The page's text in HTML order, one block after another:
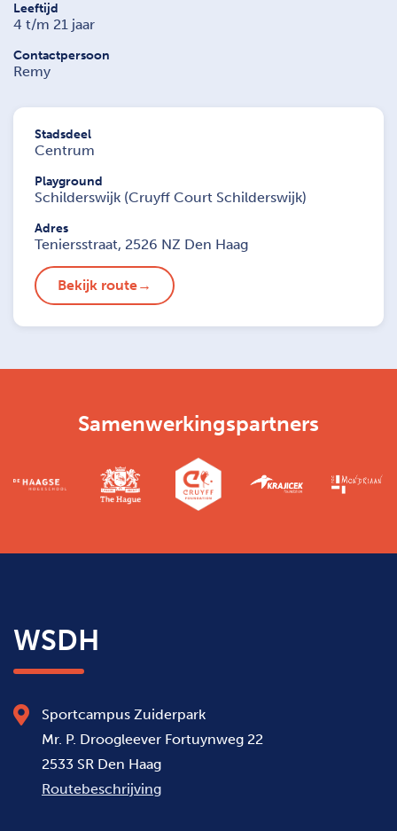
Leeftijd
4 t/m 21 jaar
Contactpersoon
Remy
Stadsdeel
Centrum
Playground
Schilderswijk (Cruyff Court Schilderswijk)
Adres
Teniersstraat, 2526 NZ Den Haag
Bekijk route
Samenwerkingspartners
WSDH
Sportcampus Zuiderpark
Mr. P. Droogleever Fortuynweg 22
2533 SR Den Haag
Routebeschrijving